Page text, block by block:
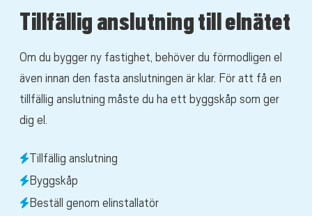
Tillfällig anslutning till elnätet
Om du bygger ny fastighet, behöver du förmodligen el
även innan den fasta anslutningen är klar. För att få en
tillfällig anslutning måste du ha ett byggskåp som ger
dig el.
Tillfällig anslutning
Byggskåp
Beställ genom elinstallatör